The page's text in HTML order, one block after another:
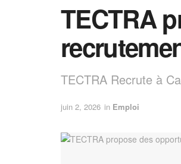
TECTRA
TECTRA Recrute à
juin 2, 2026 in Emploi